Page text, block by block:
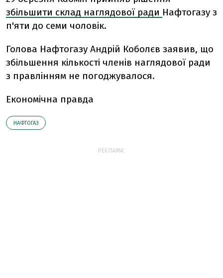
збільшити склад наглядової ради Нафтогазу з
п'яти до семи чоловік.
Голова Нафтогазу Андрій Коболєв заявив, що
збільшення кількості членів наглядової ради
з правлінням не погоджувалося.
Економічна правда
НАФТОГАЗ
РЕКЛАМА: